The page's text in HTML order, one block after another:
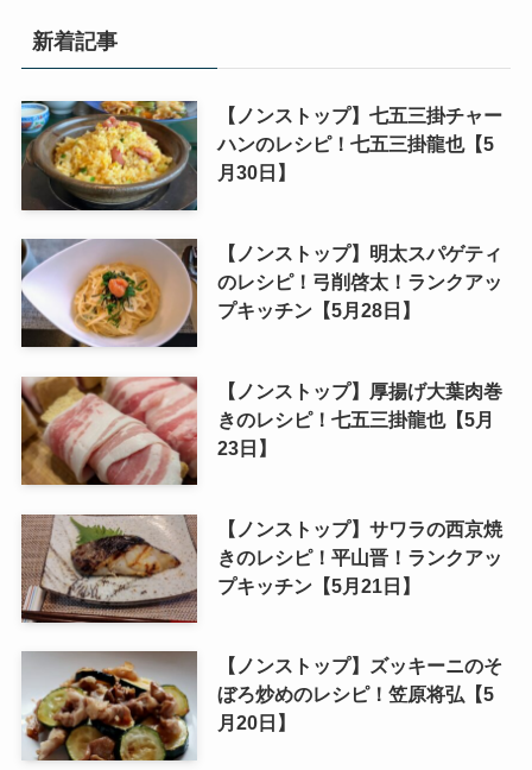
新着記事
【ノンストップ】七五三掛チャー
ハンのレシピ！七五三掛龍也【5
月30日】
【ノンストップ】明太スパゲティ
のレシピ！弓削啓太！ランクアッ
プキッチン【5月28日】
【ノンストップ】厚揚げ大葉肉巻
きのレシピ！七五三掛龍也【5月
23日】
【ノンストップ】サワラの西京焼
きのレシピ！平山晋！ランクアッ
プキッチン【5月21日】
【ノンストップ】ズッキーニのそ
ぼろ炒めのレシピ！笠原将弘【5
月20日】